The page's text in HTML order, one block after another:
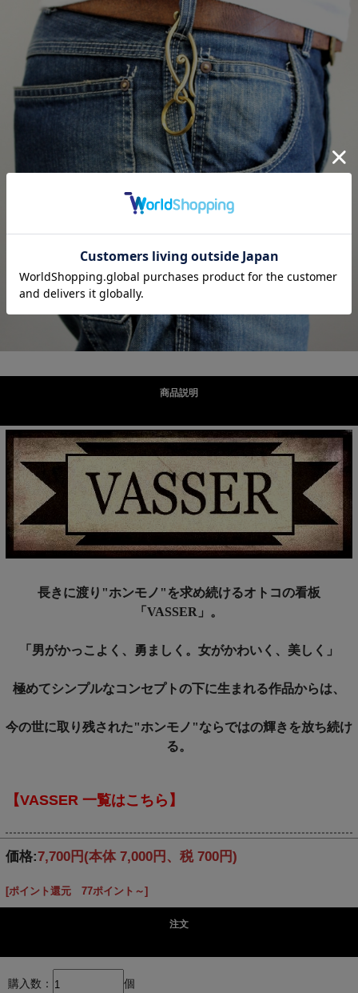
商品説明
長きに渡り"ホンモノ"を求め続けるオトコの看板
「VASSER」。
「男がかっこよく、勇ましく。女がかわいく、美しく」
極めてシンプルなコンセプトの下に生まれる作品からは、
今の世に取り残された"ホンモノ"ならではの輝きを放ち続け
る。
【VASSER 一覧はこちら】
価格:7,700円 (本体 7,000円、税 700円)
[ポイント還元 77ポイント～]
注文
購入数： 個